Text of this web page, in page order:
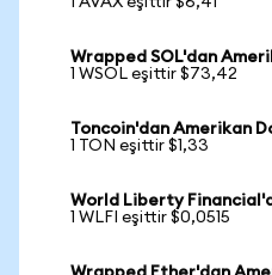
Wrapped SOL'dan
1 WSOL eşittir $73,42
Toncoin'dan Amerikan
1 TON eşittir $1,33
World Liberty
1 WLFI eşittir $0,0515